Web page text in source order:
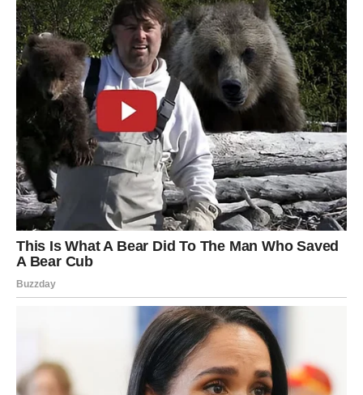
Jer žena koja vjeruje u sebe ne može se lako kontrolisati.
Zato manipulator prvo uništi njeno samopouzdanje, a tek
onda pokušava da upravlja njenim životom.
Mnoge žene ostaju pored takvih muškaraca jer se nadaju
da će se jednog dana promijeniti. Uvjeravaju sebe da je
samo pod stresom, da prolazi kroz težak period, da nije
mislio ono što je rekao ili da će jednog dana ponovo
postati čovjek kakav je bio na početku njihove veze.